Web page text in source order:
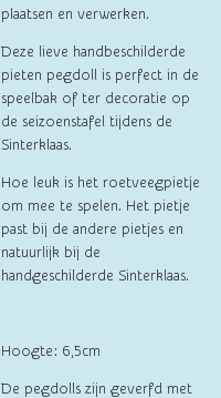
plaatsen en verwerken.
Deze lieve handbeschilderde
pieten pegdoll is perfect in de
speelbak of ter decoratie op
de seizoenstafel tijdens de
Sinterklaas.
Hoe leuk is het roetveegpietje
om mee te spelen. Het pietje
past bij de andere pietjes en
natuurlijk bij de
handgeschilderde Sinterklaas.
Hoogte: 6,5cm
De pegdolls zijn geverfd met